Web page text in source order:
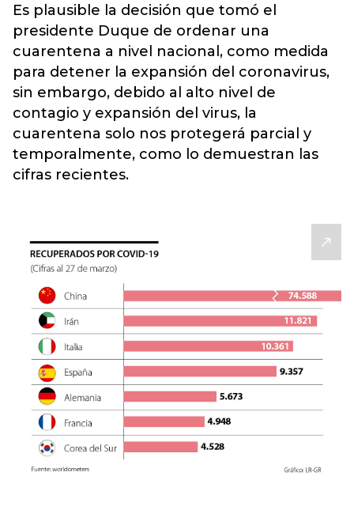
Es plausible la decisión que tomó el
presidente Duque de ordenar una
cuarentena a nivel nacional, como medida
para detener la expansión del coronavirus,
sin embargo, debido al alto nivel de
contagio y expansión del virus, la
cuarentena solo nos protegerá parcial y
temporalmente, como lo demuestran las
cifras recientes.